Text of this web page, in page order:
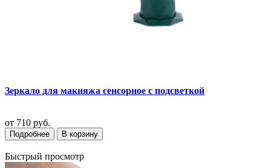
Зеркало для макияжа сенсорное с подсветкой
от 710 руб.
Подробнее В корзину
Быстрый просмотр